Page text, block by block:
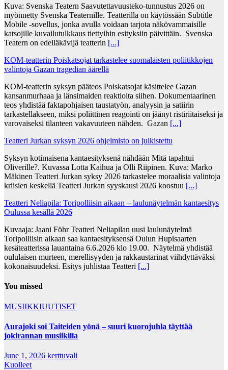
Kuva: Svenska Teatern Saavutettavuusteko-tunnustus 2026 on
myönnetty Svenska Teaternille. Teatterilla on käytössään Subtitle
Mobile -sovellus, jonka avulla voidaan tarjota näkövammaisille
katsojille kuvailutulkkaus tiettyihin esityksiin päivittäin. Svenska
Teatern on edelläkävijä teatterin [...]
KOM-teatterin Poiskatsojat tarkastelee suomalaisten poliitikkojen
valintoja Gazan tragedian äärellä
KOM-teatterin syksyn pääteos Poiskatsojat käsittelee Gazan
kansanmurhaaa ja länsimaiden reaktioita siihen. Dokumentaarinen
teos yhdistää faktapohjaisen taustatyön, analyysin ja satiirin
tarkastellakseen, miksi poliittinen reagointi on jäänyt ristiriitaiseksi ja
varovaiseksi tilanteen vakavuuteen nähden. Gazan [...]
Teatteri Jurkan syksyn 2026 ohjelmisto on julkistettu
Syksyn kotimaisena kantaesityksenä nähdään Mitä tapahtui
Oliverille?. Kuvassa Lotta Kaihua ja Olli Riipinen. Kuva: Marko
Mäkinen Teatteri Jurkan syksy 2026 tarkastelee moraalisia valintoja
kriisien keskellä Teatteri Jurkan syyskausi 2026 koostuu [...]
Teatteri Neliapila: Toripolliisin aikaan – laulunäytelmän kantaesitys
Oulussa kesällä 2026
Kuvaaja: Jaani Föhr Teatteri Neliapilan uusi laulunäytelmä
Toripolliisin aikaan saa kantaesityksensä Oulun Hupisaarten
kesäteatterissa lauantaina 6.6.2026 klo 19.00. Näytelmä yhdistää
oululaisen murteen, merellisyyden ja rakkaustarinat viihdyttäväksi
kokonaisuudeksi. Esitys juhlistaa Teatteri [...]
You missed
MUSIIKKIUUTISET
Aurajoki soi Taiteiden yönä – suuri kuorojuhla täyttää
jokirannan musiikilla
June 1, 2026 kerttuvali
Kuolleet